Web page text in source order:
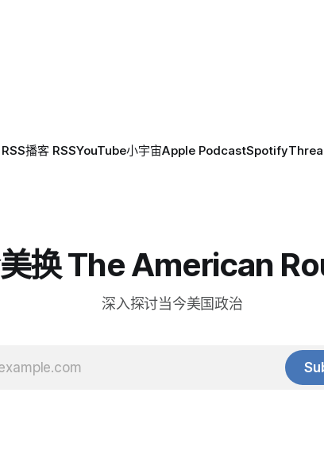
播客 RSSYouTube小宇宙Apple PodcastSpotify
换 The American
深入探讨当今美国政治